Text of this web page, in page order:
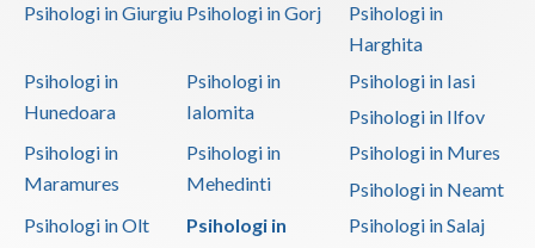
Psihologi in Giurgiu Psihologi in Gorj
Psihologi in
Harghita
Psihologi in
Hunedoara
Psihologi in
Ialomita
Psihologi in Iasi
Psihologi in Ilfov
Psihologi in
Maramures
Psihologi in
Mehedinti
Psihologi in Mures
Psihologi in Neamt
Psihologi in Olt
Psihologi in
Psihologi in Salaj